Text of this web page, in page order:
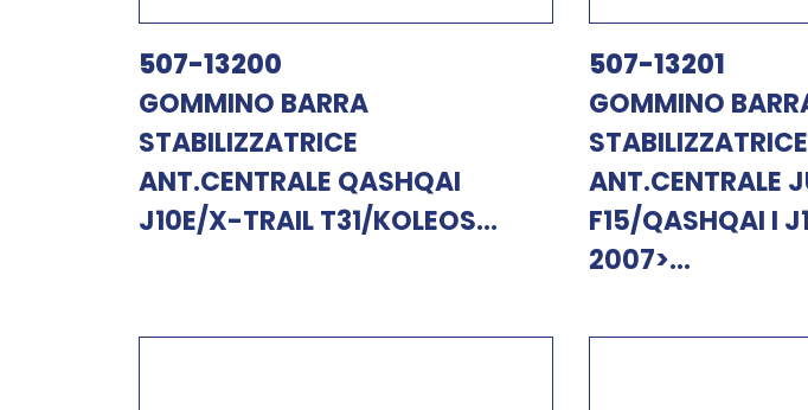
507-13200
GOMMINO BARRA
STABILIZZATRICE
ANT.CENTRALE QASHQAI
J10E/X-TRAIL T31/KOLEOS...
507-13201
GOMMINO
STABILIZZATRICE
ANT.CENTRALE
F15/QASHQAI I
2007>...